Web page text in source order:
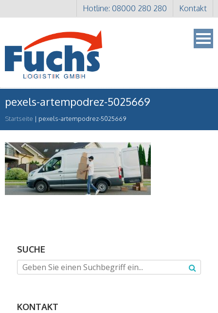
Kontakt
Hotline: 08000 280 280
pexels-artempodrez-5025669
Startseite | pexels-artempodrez-5025669
SUCHE
KONTAKT